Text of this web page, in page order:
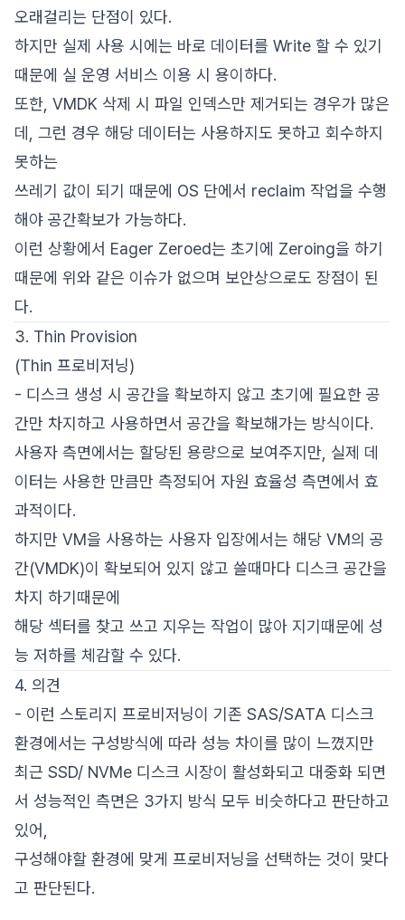
오래걸리는 단점이 있다.
하지만 실제 사용 시에는 바로 데이터를 Write 할 수 있기
때문에 실 운영 서비스 이용 시 용이하다.
또한, VMDK 삭제 시 파일 인덱스만 제거되는 경우가 많은
데, 그런 경우 해당 데이터는 사용하지도 못하고 회수하지
못하는
쓰레기 값이 되기 때문에 OS 단에서 reclaim 작업을 수행
해야 공간확보가 가능하다.
이런 상황에서 Eager Zeroed는 초기에 Zeroing을 하기
때문에 위와 같은 이슈가 없으며 보안상으로도 장점이 된
다.
3. Thin Provision
(Thin 프로비저닝)
- 디스크 생성 시 공간을 확보하지 않고 초기에 필요한 공
간만 차지하고 사용하면서 공간을 확보해가는 방식이다.
사용자 측면에서는 할당된 용량으로 보여주지만, 실제 데
이터는 사용한 만큼만 측정되어 자원 효율성 측면에서 효
과적이다.
하지만 VM을 사용하는 사용자 입장에서는 해당 VM의 공
간(VMDK)이 확보되어 있지 않고 쓸때마다 디스크 공간을
차지 하기때문에
해당 섹터를 찾고 쓰고 지우는 작업이 많아 지기때문에 성
능 저하를 체감할 수 있다.
4. 의견
- 이런 스토리지 프로비저닝이 기존 SAS/SATA 디스크
환경에서는 구성방식에 따라 성능 차이를 많이 느꼈지만
최근 SSD/ NVMe 디스크 시장이 활성화되고 대중화 되면
서 성능적인 측면은 3가지 방식 모두 비슷하다고 판단하고
있어,
구성해야할 환경에 맞게 프로비저닝을 선택하는 것이 맞다
고 판단된다.